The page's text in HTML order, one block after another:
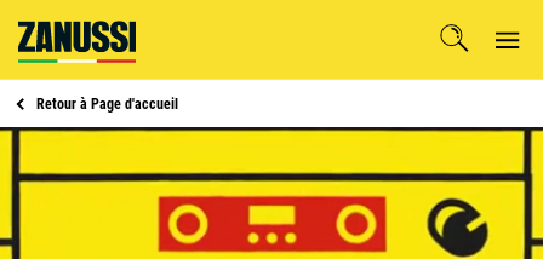
Retour à Page d'accueil